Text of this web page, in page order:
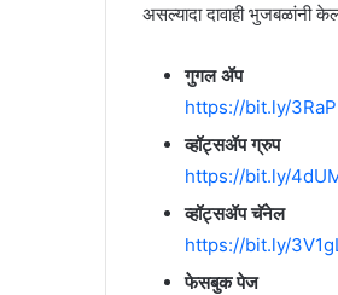
असल्यादा दावाही भुजबळांनी
गुगल ॲप
https://bit.ly/
व्हॉट्सॲप ग्रुप
https://bit.ly/
व्हॉट्सॲप चॅनेल
https://bit.ly/
फेसबुक पेज